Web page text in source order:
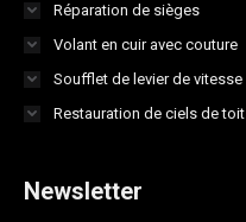
Réparation de sièges
Volant en cuir avec couture
Soufflet de levier de vitesse
Restauration de ciels de toit
Newsletter